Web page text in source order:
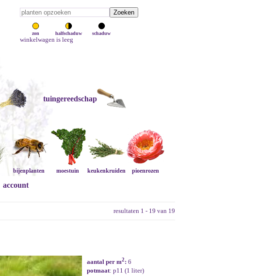
zon halfschaduw schaduw
winkelwagen is leeg
tuingereedschap
bijenplanten moestuin keukenkruiden pioenrozen
account
resultaten 1 - 19 van 19
aantal per m2: 6
potmaat: p11 (1 liter)